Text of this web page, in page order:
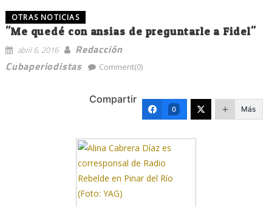
OTRAS NOTICIAS
"Me quedé con ansias de preguntarle a Fidel"
abril 6, 2016
Redacción
Cubaperiodistas
Comment(0)
Compartir
0 Más